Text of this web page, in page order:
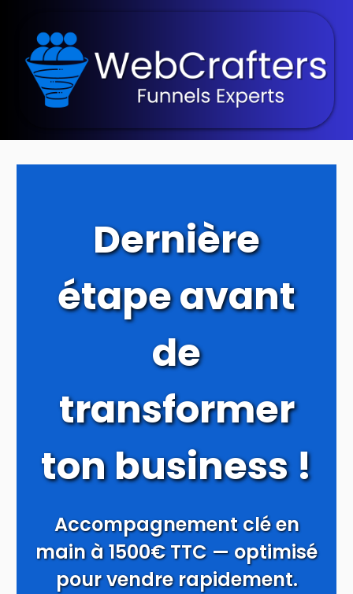
Dernière
étape avant
de
transformer
ton business !
Accompagnement clé en
main à 1500€ TTC — optimisé
pour vendre rapidement.